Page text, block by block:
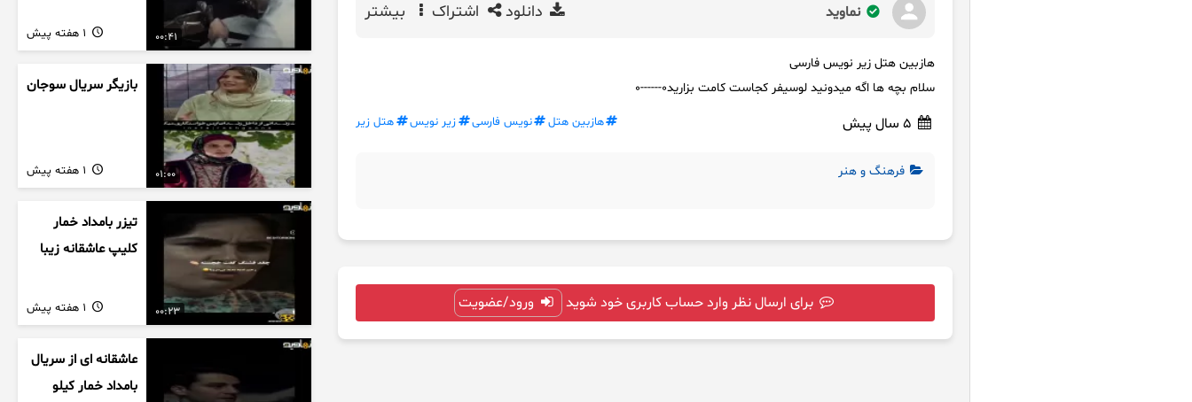
نماوید دانلود اشتراک بیشتر
هازبین هتل زیر نویس فارسی
سلام بچه ها اگه میدونید لوسیفر کجاست کامت بزارید۰------۰
هازبین هتل نویس فارسی زیر نویس هتل زیر
فرهنگ و هنر
برای ارسال نظر وارد حساب کاربری خود شوید ورود/عضویت
00:41
01:00
بازیگر سریال سوجان
00:23
تیزر بامداد خمار
کلیپ عاشقانه زیبا
عاشقانه ای از سریال
بامداد خمار کیلو